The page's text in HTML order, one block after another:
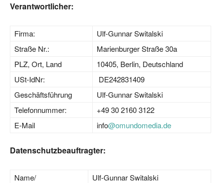
Verantwortlicher:
Firma:
Ulf-Gunnar Switalski
Straße Nr.:
Marienburger Straße 30a
PLZ, Ort, Land
10405, Berlin, Deutschland
USt-IdNr:
DE242831409
Geschäftsführung
Ulf-Gunnar Switalski
Telefonnummer:
+49 30 2160 3122
E-Mail
info@omundomedia.de
Datenschutzbeauftragter:
Name/
Ulf-Gunnar Switalski